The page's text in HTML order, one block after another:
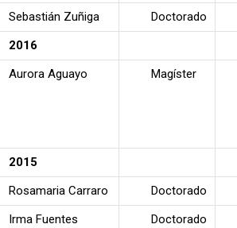
Sebastián Zuñiga
Doctorado
2016
Aurora Aguayo
Magíster
2015
Rosamaria Carraro
Doctorado
Irma Fuentes
Doctorado